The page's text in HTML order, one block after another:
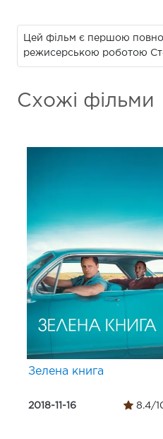
Цей фільм є першою
режисерською роботою
Схожі фільми
Зелена книга
2018-11-16 8.4/